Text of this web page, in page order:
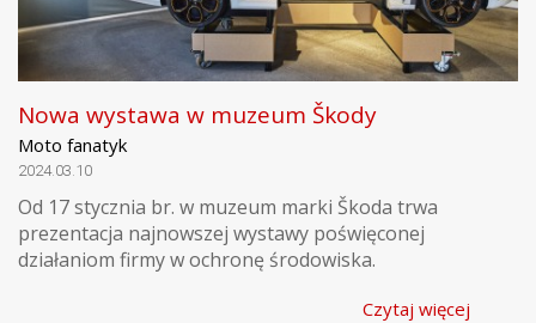
Nowa wystawa w muzeum Škody
Moto fanatyk
2024.03.10
Od 17 stycznia br. w muzeum marki Škoda trwa
prezentacja najnowszej wystawy poświęconej
działaniom firmy w ochronę środowiska.
Czytaj więcej